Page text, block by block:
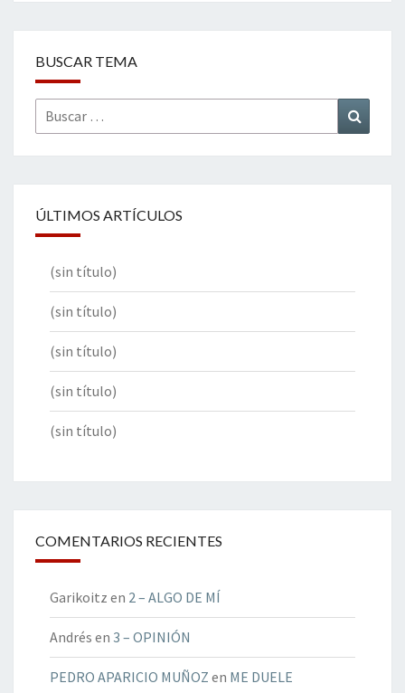
BUSCAR TEMA
Buscar
por:
ÚLTIMOS ARTÍCULOS
(sin título)
(sin título)
(sin título)
(sin título)
(sin título)
COMENTARIOS RECIENTES
Garikoitz en 2 – ALGO DE MÍ
Andrés en 3 – OPINIÓN
PEDRO APARICIO MUÑOZ en ME DUELE